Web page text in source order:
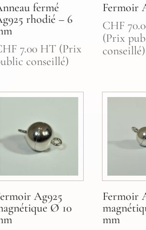
fermé
rhodié – 6
7.00 HT (Prix
conseillé)
Fermoir
CHF
(Prix
conseillé)
Ag925
Ø 10
Fermoir
mm